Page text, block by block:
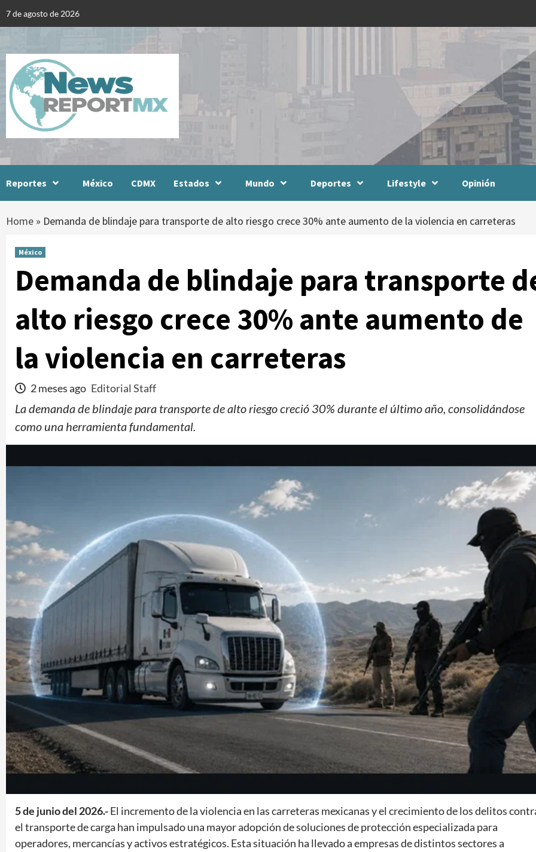
7 de agosto de 2026
Reportes México CDMX Estados Mundo Deportes Lifestyle Opinión
Home » Demanda de blindaje para transporte de alto riesgo crece 30% ante aumento de la violencia en carreteras
México
Demanda de blindaje para transporte
alto riesgo crece 30% ante aumento de
la violencia en carreteras
2 meses ago Editorial Staff
La demanda de blindaje para transporte de alto riesgo creció 30% durante el último año, consolidándose
como una herramienta fundamental.
5 de junio del 2026.-El incremento de la violencia en las carreteras mexicanas y el crecimiento de los delitos
el transporte de carga han impulsado una mayor adopción de soluciones de protección especializada para
operadores, mercancías y activos estratégicos. Esta situación ha llevado a empresas de distintos sectores a
Manifestaciones hoy en CDMX 6 de agosto del